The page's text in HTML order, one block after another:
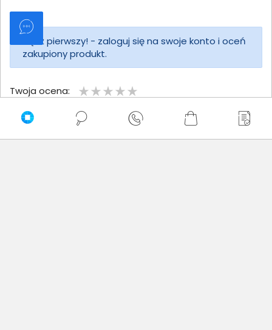
Bądź pierwszy! - zaloguj się na swoje konto i oceń
zakupiony produkt.
Twoja ocena:
Twoje imię